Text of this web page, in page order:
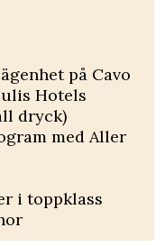
på Cavo
Hotels
dryck)
med Aller
i toppklass